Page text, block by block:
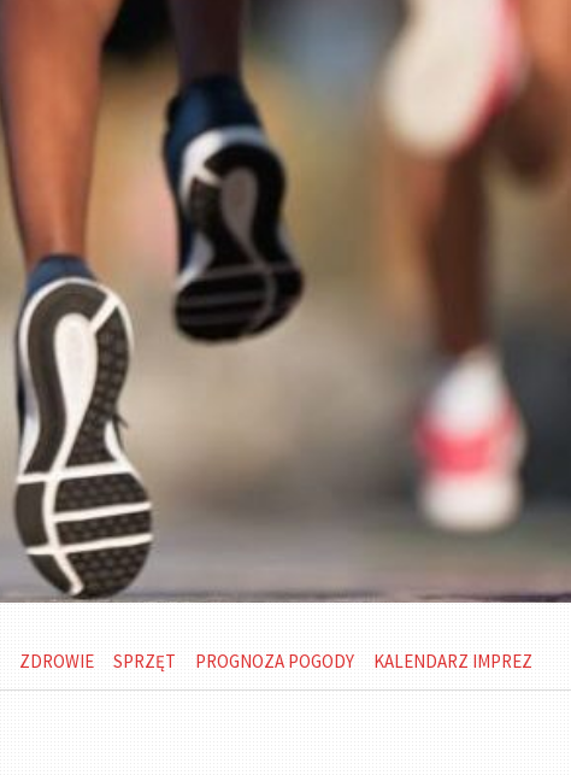
ZDROWIE SPRZĘT PROGNOZA POGODY KALENDARZ IMPREZ